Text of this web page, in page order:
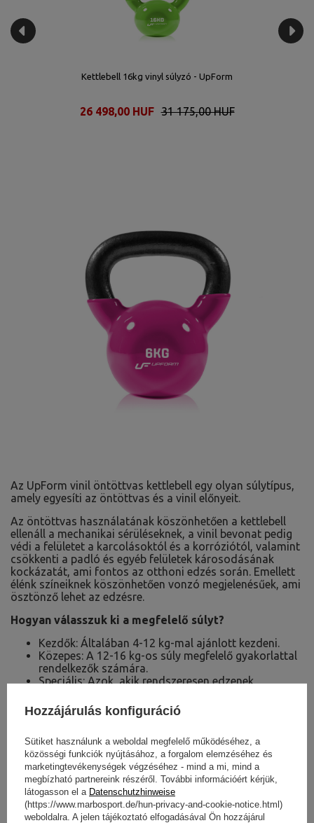
Kettlebell 16kg vinyl súlyzó - UpForm
31 175,00 HUF
26 498,00 HUF
Az UpForm vinil öntöttvas kettlebell egy olyan súlytípus,
amely egyesíti az öntöttvas és a vinil előnyeit.
Az öntöttvas használatának köszönhetően a kettlebell
ellenáll a mechanikai sérüléseknek, a vinil bevonat pedig
védi a felületet a karcolásoktól és a korróziótól, valamint
csökkenti a padló és egyéb felületek károsodásának
kockázatát, ami fontos az otthoni edzés során. Emellett
élénk színeiknek köszönhetően vonzó megjelenésűek, ami
ösztönző lehet az edzésre.
Hogyan válasszuk ki a megfelelő súlyt?
Kezdők: Általában 4-12 kg-mal ajánlott kezdeni.
Közepes: A 12-16 kg-os súly megfelelő gyakorlattal
rendelkezők számára.
Speciális: Azok, akik rendszeresen edzenek,
kettlebelleket.
Swing kettlebell:Nagyszerű az erő és az
állóképesség fejlesztéséhez.
Kehelyguggolás:Erősíti a lábakat és a
törzsizmokat.
Kettlebell nyomás:a karokra és a felsőtestre
összpontosít.
Hozzájárulás konfiguráció
Sütiket használunk a weboldal megfelelő működéséhez, a
közösségi funkciók nyújtásához, a forgalom elemzéséhez és
marketingtevékenységek végzéséhez - mind a mi, mind a
megbízható partnereink részéről. További információért kérjük,
látogasson el a Datenschutzhinweise
(https://www.marbosport.de/hun-privacy-and-cookie-notice.html)
weboldalra. A jelen tájékoztató elfogadásával Ön hozzájárul